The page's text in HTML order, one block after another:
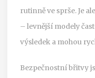
rutinně ve sprše. Je
– levnější modely
výsledek a mohou
Bezpečnostní břitvy